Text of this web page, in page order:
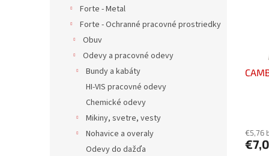
Forte - Metal
Forte - Ochranné pracovné prostriedky
Obuv
Odevy a pracovné odevy
Bundy a kabáty
HI-VIS pracovné odevy
Chemické odevy
Mikiny, svetre, vesty
Nohavice a overaly
Odevy do dažďa
€5,76